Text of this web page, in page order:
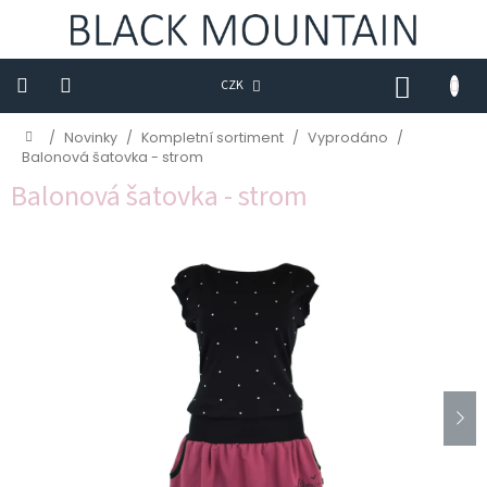
CZK
KOŠÍK
Novinky
M
Domů
/ Novinky / Kompletní sortiment / Vyprodáno /
Balonová šatovka - strom
Balonová šatovka - strom